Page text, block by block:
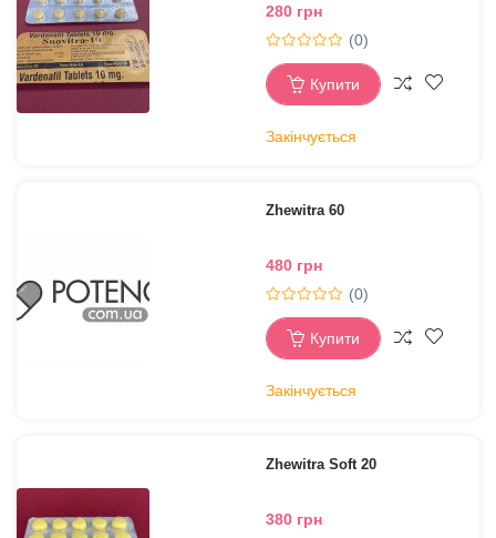
280 грн
(0)
Купити
Закінчується
Zhewitra 60
480 грн
(0)
Купити
Закінчується
Zhewitra Soft 20
380 грн